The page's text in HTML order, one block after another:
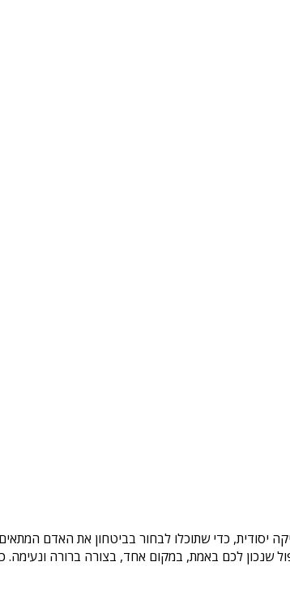
יסודית, כדי שתוכלו לבחור בביטחון את האדם
לכם באמת, במקום אחד, בצורה ברורה ונעימה.